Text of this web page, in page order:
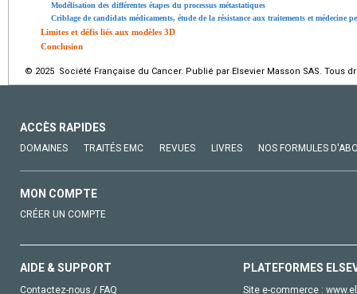
Modélisation des différentes étapes du processus métastatiques
Criblage de candidats médicaments, étude de la résistance aux traitements et médecine
Limites et défis liés aux modèles 3D
Conclusion
© 2025 Société Française du Cancer. Publié par Elsevier Masson SAS. Tous
ACCÈS RAPIDES
DOMAINES TRAITÉS EMC REVUES LIVRES NOS FORMULES
MON COMPTE
CRÉER UN COMPTE
AIDE & SUPPORT
Contactez-nous / FAQ
PLATEFORMES
Site e-commerce :